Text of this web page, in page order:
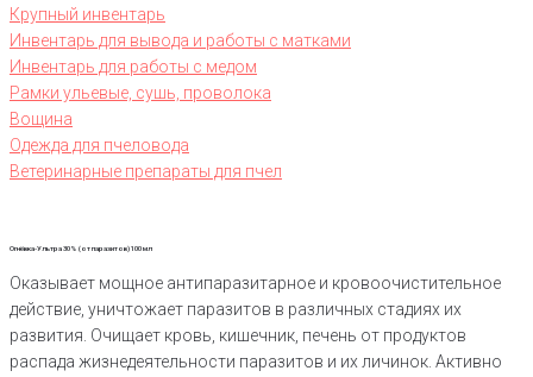
Крупный инвентарь
Инвентарь для вывода и работы с матками
Инвентарь для работы с медом
Рамки ульевые, сушь, проволока
Вощина
Одежда для пчеловода
Ветеринарные препараты для пчел
Огнёвка-Ультра 30% (от паразитов) 100 мл
Оказывает мощное антипаразитарное и кровоочистительное
действие, уничтожает паразитов в различных стадиях их
развития. Очищает кровь, кишечник, печень от продуктов
распада жизнедеятельности паразитов и их личинок. Активно